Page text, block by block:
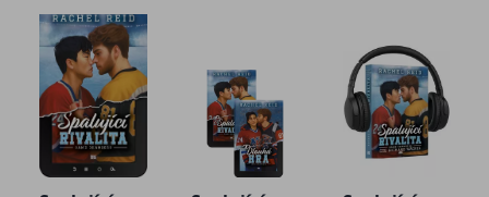
po blízkosti a otevřenosti. Po všem, co by znamenalo
konečně se přestat schovávat.
Teď se oba musí rozhodnout, co je důležitější – hokej,
nebo láska?
Je čas si vybrat.